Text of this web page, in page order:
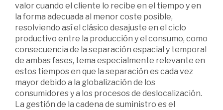
valor cuando el cliente lo recibe en el tiempo y en
la forma adecuada al menor coste posible,
resolviendo así el clásico desajuste en el ciclo
productivo entre la producción y el consumo, como
consecuencia de la separación espacial y temporal
de ambas fases, tema especialmente relevante en
estos tiempos en que la separación es cada vez
mayor debido a la globalización de los
consumidores y a los procesos de deslocalización.
La gestión de la cadena de suministro es el